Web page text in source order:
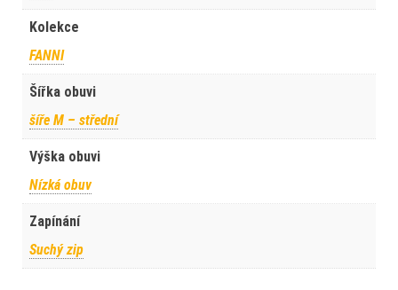
Kolekce
FANNI
Šířka obuvi
šíře M – střední
Výška obuvi
Nízká obuv
Zapínání
Suchý zip